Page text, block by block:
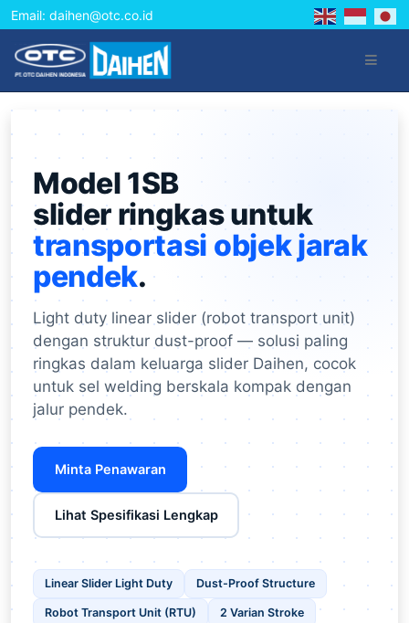
Email: daihen@otc.co.id
Model 1SB
slider ringkas untuk
transportasi objek jarak
pendek.
Light duty linear slider (robot transport unit)
dengan struktur dust-proof — solusi paling
ringkas dalam keluarga slider Daihen, cocok
untuk sel welding berskala kompak dengan
jalur pendek.
Minta Penawaran
Lihat Spesifikasi Lengkap
Linear Slider Light Duty Dust-Proof Structure
Robot Transport Unit (RTU) 2 Varian Stroke